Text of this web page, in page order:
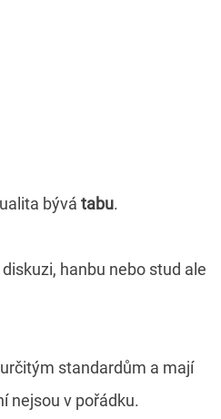
bývá tabu.
hanbu nebo stud ale
standardům a mají
nejsou v pořádku.